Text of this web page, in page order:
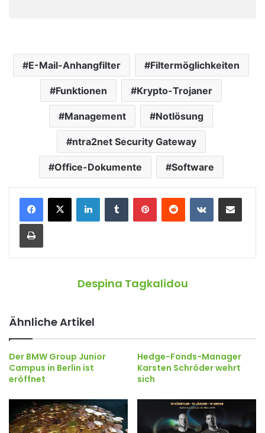
E-Mail-Anhangfilter Filtermöglichkeiten
Funktionen Krypto-Trojaner
Management Notlösung
ntra2net Security Gateway
Office-Dokumente Software
Despina Tagkalidou
Ähnliche Artikel
Der BMW Group Junior
Campus in Berlin ist
eröffnet
Hedge-Fonds-Manager
Karsten Schröder wehrt
sich